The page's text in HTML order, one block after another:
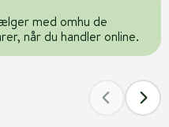
med omhu de
når du handler online.